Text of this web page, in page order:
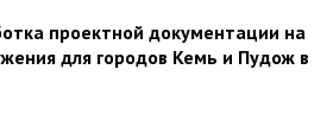
проектной документации на
для городов Кемь и Пудож в